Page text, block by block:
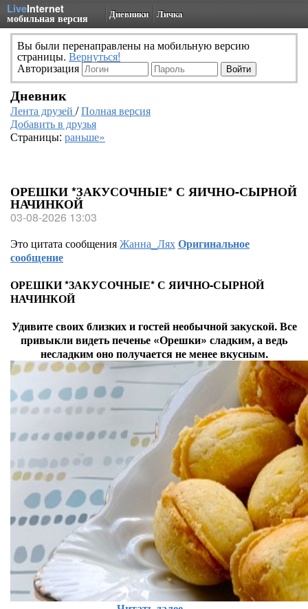
LiveInternet
мобильная версия Дневники Личка
Вы были перенаправлены на мобильную версию
страницы. Вернуться!
Авторизация
Дневник
Лента друзей /Полная версия
Добавить в друзья
Страницы: раньше»
ОРЕШКИ *ЗАКУСОЧНЫЕ* С ЯИЧНО-СЫРНОЙ
НАЧИНКОЙ
03-08-2026 13:03
Это цитата сообщенияЖанна_ЛяхОригинальное
сообщение
ОРЕШКИ *ЗАКУСОЧНЫЕ* С ЯИЧНО-СЫРНОЙ
НАЧИНКОЙ
Удивите своих близких и гостей необычной закуской. Все
привыкли видеть печенье «Орешки» сладким, а ведь
несладким оно получается не менее вкусным.